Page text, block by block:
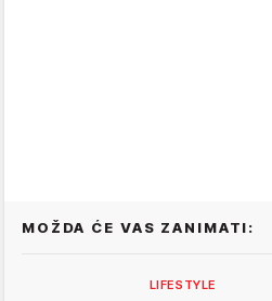
MOŽDA ĆE VAS ZANIMATI:
LIFESTYLE